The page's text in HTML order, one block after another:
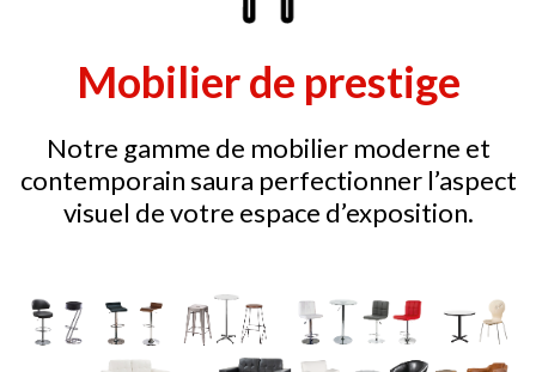
Mobilier de prestige
Notre gamme de mobilier moderne et
contemporain saura perfectionner l’aspect
visuel de votre espace d’exposition.